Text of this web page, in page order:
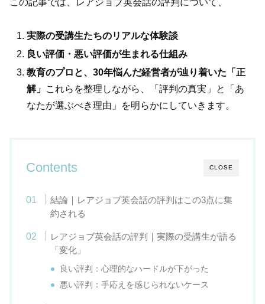
この記事では、レアジョブ英会話の評判について、
実際の受講生たちのリアルな体験談
良い評価・悪い評価が生まれる仕組み
教育のプロと、30年悩んだ経営者が辿り着いた「正
解」 これらを整理しながら、「評判の真実」と「あ
なたが選ぶべき理由」を明らかにしていきます。
CLOSE
Contents
結論｜レアジョブ英会話の評判はこの3点に集
約される
レアジョブ英会話の評判｜実際の受講生が語る
「変化」
良い評判：心理的なハードルが下がった
悪い評判：手応えを感じられないケース